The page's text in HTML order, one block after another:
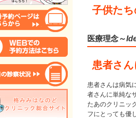
子供た
医療理念～
患者さ
患者さんは病気
者さんに単純な
たあのクリニッ
フにとっても優